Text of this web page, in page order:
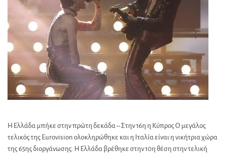
Η Ελλάδα μπήκε στην πρώτη δεκάδα – Στην 16η η Κύπρος Ο μεγάλος
τελικός της Eurovision ολοκληρώθηκε και η Ιταλία είναι η νικήτρια χώρα
της 65ης διοργάνωσης. Η Ελλάδα βρέθηκε στην 10η θέση στην τελική